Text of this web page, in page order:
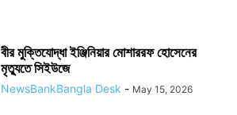
বীর মুক্তিযোদ্ধা ইঞ্জিনিয়ার মোশাররফ হোসেনের
মৃত্যুতে সিইউজে
NewsBankBangla Desk - May 15, 2026